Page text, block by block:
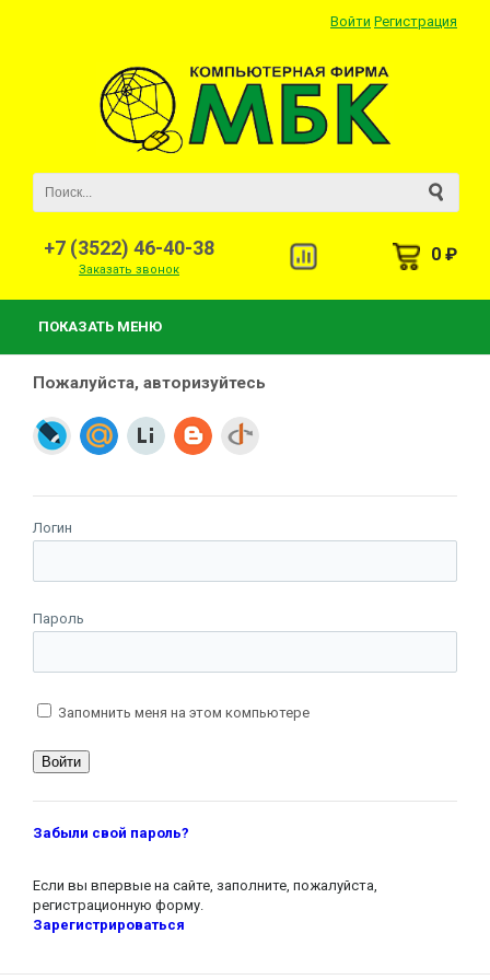
Войти Регистрация
+7 (3522) 46-40-38
Заказать звонок
0 ₽
ПОКАЗАТЬ МЕНЮ
Пожалуйста, авторизуйтесь
Логин
Пароль
Запомнить меня на этом компьютере
Забыли свой пароль?
Если вы впервые на сайте, заполните, пожалуйста,
регистрационную форму.
Зарегистрироваться